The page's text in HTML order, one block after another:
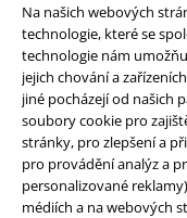
Na našich webových
technologie, které se
technologie nám
jejich chování a
jiné pocházejí od našich
soubory cookie pro
stránky, pro zlepšení a
pro provádění analýz a
personalizované
médiích a na webových
Právní informace
Podmínky
Prohlášení